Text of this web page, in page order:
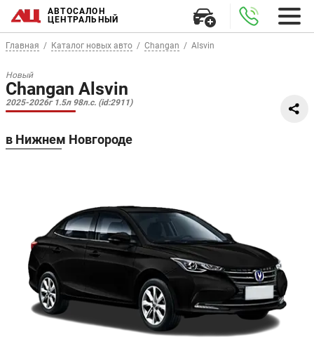
АВТОСАЛОН
ЦЕНТРАЛЬНЫЙ
Главная Каталог новых авто Changan Alsvin
Новый
Changan Alsvin
2025-2026г 1.5л 98л.с. (id:2911)
в Нижнем Новгороде